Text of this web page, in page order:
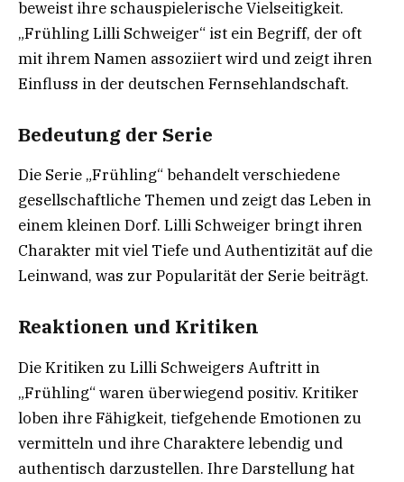
beweist ihre schauspielerische Vielseitigkeit.
„Frühling Lilli Schweiger“ ist ein Begriff, der oft
mit ihrem Namen assoziiert wird und zeigt ihren
Einfluss in der deutschen Fernsehlandschaft.
Bedeutung der Serie
Die Serie „Frühling“ behandelt verschiedene
gesellschaftliche Themen und zeigt das Leben in
einem kleinen Dorf. Lilli Schweiger bringt ihren
Charakter mit viel Tiefe und Authentizität auf die
Leinwand, was zur Popularität der Serie beiträgt.
Reaktionen und Kritiken
Die Kritiken zu Lilli Schweigers Auftritt in
„Frühling“ waren überwiegend positiv. Kritiker
loben ihre Fähigkeit, tiefgehende Emotionen zu
vermitteln und ihre Charaktere lebendig und
authentisch darzustellen. Ihre Darstellung hat